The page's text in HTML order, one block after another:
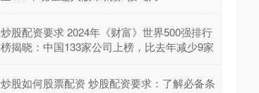
​炒股配资要求 2024年《财富》世界500强排行
榜揭晓：中国133家公司上榜，比去年减少9家
​炒股如何股票配资 炒股配资要求：了解必备条